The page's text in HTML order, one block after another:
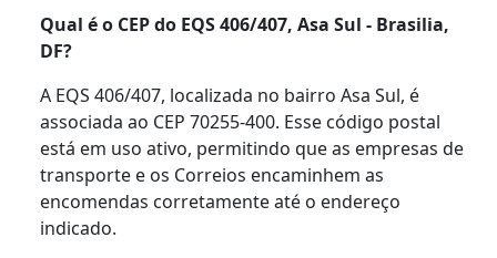
Qual é o CEP do EQS 406/407, Asa Sul - Brasilia,
DF?
A EQS 406/407, localizada no bairro Asa Sul, é
associada ao CEP 70255-400. Esse código postal
está em uso ativo, permitindo que as empresas de
transporte e os Correios encaminhem as
encomendas corretamente até o endereço
indicado.